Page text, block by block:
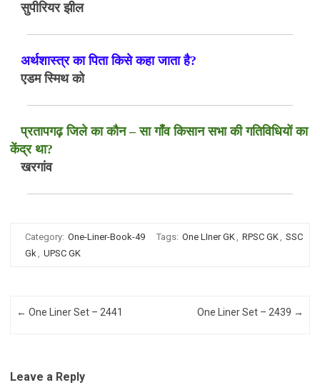
सुपीरियर झील
अर्थशास्त्र का पिता किसे कहा जाता है?
एडम स्मिथ को
प्रतापगढ़ जिले का कौन – सा गाँव किसान सभा की गतिविधियों का
केंद्र था?
खरगांव
Category: One-Liner-Book-49 Tags: One LIner GK, RPSC GK, SSC
Gk, UPSC GK
Post navigation
← One Liner Set – 2441 One Liner Set – 2439 →
Leave a Reply